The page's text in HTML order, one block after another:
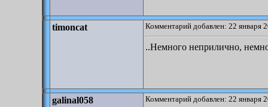
timoncat Комментарий добавлен: 22 января
..Немного неприлично,
galinal058 Комментарий добавлен: 22 января